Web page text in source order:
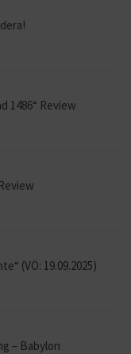
1486“ Review
(VÖ: 19.09.2025)
– Babylon